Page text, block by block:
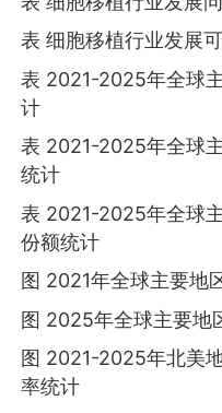
表 细胞移植行业发展
表 2021-2025年全球
计
表 2021-2025年全球
统计
表 2021-2025年全球
份额统计
图 2021年全球主要地
图 2025年全球主要地
图 2021-2025年北美
率统计